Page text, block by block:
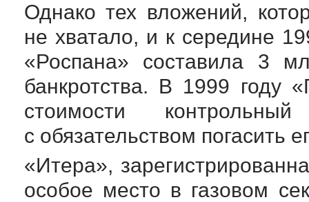
Однако тех вложений,
не хватало, и к середине
«Роспана» составила 3
банкротства. В 1999 году
стоимости
с обязательством погасить
«Итера»,
особое место в газовом